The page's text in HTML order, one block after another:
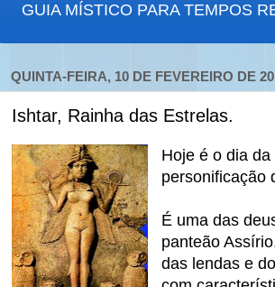
GUIA MÍSTICO PARA TEMPOS
QUINTA-FEIRA, 10 DE FEVEREIRO DE
Ishtar, Rainha das Estrelas.
Hoje é o dia
personificação
É uma das
panteão
das lendas e